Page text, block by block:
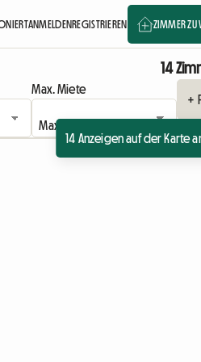
ANMELDENREGISTRIEREN ZIMMER ZU
14
Max. Miete
+
14 Anzeigen auf der Karte